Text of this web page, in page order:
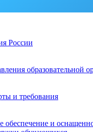
России
образовательной
и требования
обеспечение и